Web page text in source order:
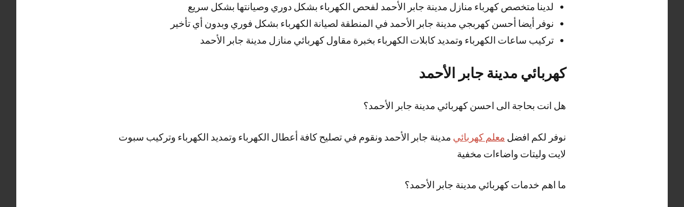
لدينا متخصص كهرباء منازل مدينة جابر الأحمد لفحص الكهرباء بشكل دوري وصيانتها بشكل سريع
نوفر أيضا أحسن كهربجي مدينة جابر الأحمد في المنطقة لصيانة الكهرباء بشكل فوري وبدون أي تأخير
تركيب ساعات الكهرباء وتمديد كابلات الكهرباء بخبرة مقاول كهربائي منازل مدينة جابر الأحمد
كهربائي مدينة جابر الأحمد
هل انت بحاجة الى احسن كهربائي مدينة جابر الأحمد؟
نوفر لكم افضل معلم كهربائي مدينة جابر الأحمد ونقوم في تصليح كافة أعطال الكهرباء وتمديد الكهرباء وتركيب سبوت
لايت وليتات واضاءات مخفية
ما اهم خدمات كهربائي مدينة جابر الأحمد؟